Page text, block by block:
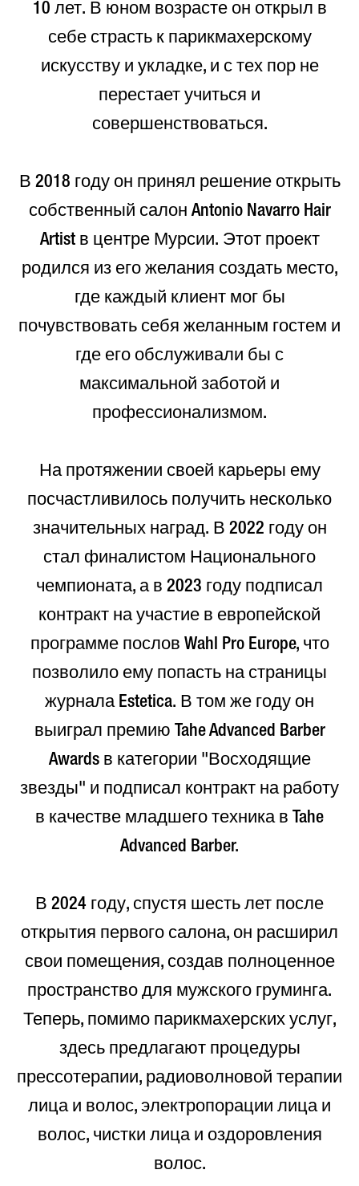
10 лет. В юном возрасте он открыл в
себе страсть к парикмахерскому
искусству и укладке, и с тех пор не
перестает учиться и
совершенствоваться.
В 2018 году он принял решение открыть
собственный салон Antonio Navarro Hair
Artist в центре Мурсии. Этот проект
родился из его желания создать место,
где каждый клиент мог бы
почувствовать себя желанным гостем и
где его обслуживали бы с
максимальной заботой и
профессионализмом.
На протяжении своей карьеры ему
посчастливилось получить несколько
значительных наград. В 2022 году он
стал финалистом Национального
чемпионата, а в 2023 году подписал
контракт на участие в европейской
программе послов Wahl Pro Europe, что
позволило ему попасть на страницы
журнала Estetica. В том же году он
выиграл премию Tahe Advanced Barber
Awards в категории "Восходящие
звезды" и подписал контракт на работу
в качестве младшего техника в Tahe
Advanced Barber.
В 2024 году, спустя шесть лет после
открытия первого салона, он расширил
свои помещения, создав полноценное
пространство для мужского груминга.
Теперь, помимо парикмахерских услуг,
здесь предлагают процедуры
прессотерапии, радиоволновой терапии
лица и волос, электропорации лица и
волос, чистки лица и оздоровления
волос.